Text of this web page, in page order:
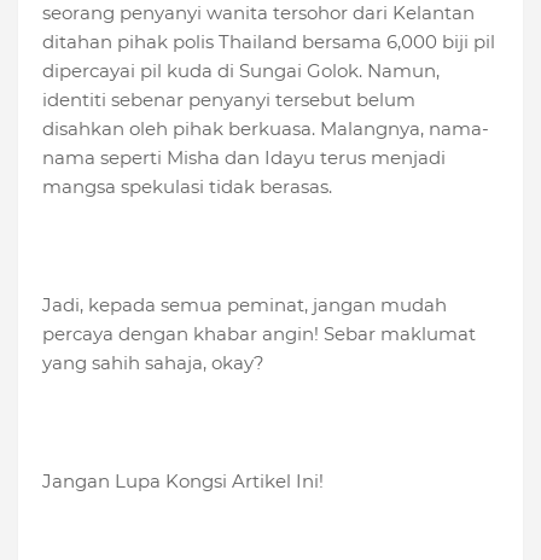
seorang penyanyi wanita tersohor dari Kelantan
ditahan pihak polis Thailand bersama 6,000 biji pil
dipercayai pil kuda di Sungai Golok. Namun,
identiti sebenar penyanyi tersebut belum
disahkan oleh pihak berkuasa. Malangnya, nama-
nama seperti Misha dan Idayu terus menjadi
mangsa spekulasi tidak berasas.
Jadi, kepada semua peminat, jangan mudah
percaya dengan khabar angin! Sebar maklumat
yang sahih sahaja, okay?
Jangan Lupa Kongsi Artikel Ini!